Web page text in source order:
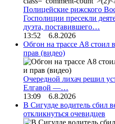
Полицейские рижского
Госполиции пресекли
дуэта, поставившего…
13:52 6.8.2026
Обгон на трассе А8 стоил
прав (видео)
Очередной лихач решил
Елгавой —…
13:09 6.8.2026
В Сигулде водитель сбил
откликнуться очевидцев